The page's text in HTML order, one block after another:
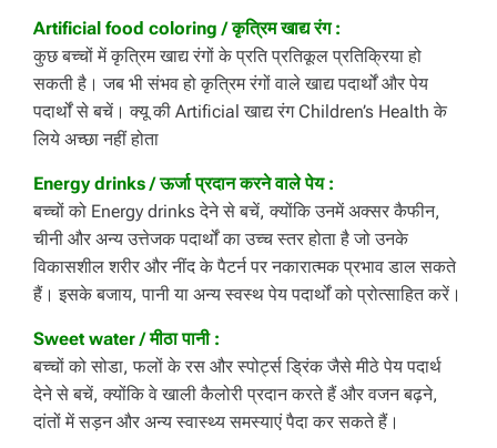
Artificial food coloring / कृत्रिम खाद्य रंग :
कुछ बच्चों में कृत्रिम खाद्य रंगों के प्रति प्रतिकूल प्रतिक्रिया हो
सकती है। जब भी संभव हो कृत्रिम रंगों वाले खाद्य पदार्थों और पेय
पदार्थों से बचें। क्यू की Artificial खाद्य रंग Children’s Health के
लिये अच्छा नहीं होता
Energy drinks / ऊर्जा प्रदान करने वाले पेय :
बच्चों को Energy drinks देने से बचें, क्योंकि उनमें अक्सर कैफीन,
चीनी और अन्य उत्तेजक पदार्थों का उच्च स्तर होता है जो उनके
विकासशील शरीर और नींद के पैटर्न पर नकारात्मक प्रभाव डाल सकते
हैं। इसके बजाय, पानी या अन्य स्वस्थ पेय पदार्थों को प्रोत्साहित करें।
Sweet water / मीठा पानी :
बच्चों को सोडा, फलों के रस और स्पोर्ट्स ड्रिंक जैसे मीठे पेय पदार्थ
देने से बचें, क्योंकि वे खाली कैलोरी प्रदान करते हैं और वजन बढ़ने,
दांतों में सड़न और अन्य स्वास्थ्य समस्याएं पैदा कर सकते हैं।